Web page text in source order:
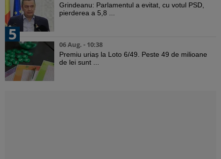
Grindeanu: Parlamentul a evitat, cu votul PSD,
pierderea a 5,8 ...
5
06 Aug. - 10:38
Premiu uriaș la Loto 6/49. Peste 49 de milioane
de lei sunt ...